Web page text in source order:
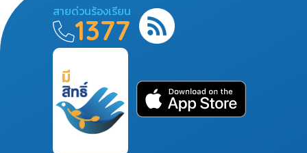
สายด่วนร้องเรียน
1377